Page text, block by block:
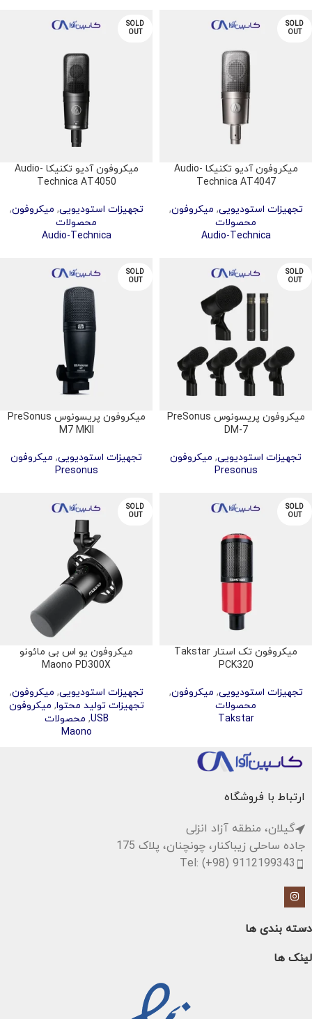
SOLD
OUT
میکروفون آدیو تکنیکا Audio-
Technica AT4047
تجهیزات استودیویی, میکروفون,
محصولات
Audio-Technica
SOLD
OUT
میکروفون آدیو تکنیکا Audio-
Technica AT4050
تجهیزات استودیویی, میکروفون,
محصولات
Audio-Technica
SOLD
OUT
میکروفون پریسونوس PreSonus
DM-7
تجهیزات استودیویی, میکروفون
Presonus
SOLD
OUT
میکروفون پریسونوس PreSonus
M7 MKII
تجهیزات استودیویی, میکروفون
Presonus
SOLD
OUT
میکروفون تک استار Takstar
PCK320
تجهیزات استودیویی, میکروفون,
محصولات
Takstar
SOLD
OUT
میکروفون یو اس بی مائونو
Maono PD300X
تجهیزات استودیویی, میکروفون,
تجهیزات تولید محتوا, میکروفون
USB
, محصولات
Maono
ارتباط با فروشگاه
گیلان، منطقه آزاد انزلی
جاده ساحلی زیباکنار، چونچنان، پلاک 175
Tel: (+98) 9112199343
دسته بندی ها
لینک ها